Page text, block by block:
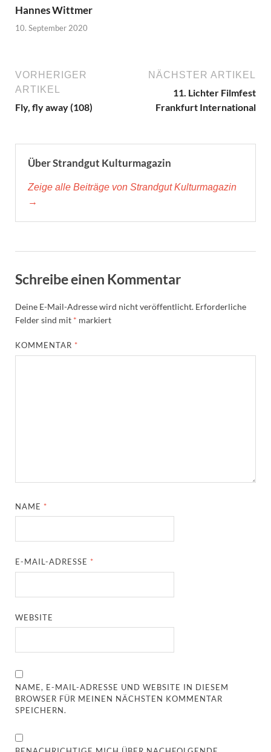
Hannes Wittmer
10. September 2020
VORHERIGER
ARTIKEL
Fly, fly away (108)
NÄCHSTER ARTIKEL
11. Lichter Filmfest
Frankfurt International
Über Strandgut Kulturmagazin
Zeige alle Beiträge von Strandgut Kulturmagazin
→
Schreibe einen Kommentar
Deine E-Mail-Adresse wird nicht veröffentlicht. Erforderliche
Felder sind mit * markiert
KOMMENTAR *
NAME *
E-MAIL-ADRESSE *
WEBSITE
NAME, E-MAIL-ADRESSE UND WEBSITE IN DIESEM
BROWSER FÜR MEINEN NÄCHSTEN KOMMENTAR
SPEICHERN.